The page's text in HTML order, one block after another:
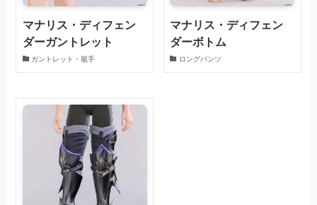
マナリス・ディフェン
ダーガントレット
ガントレット・籠手
マナリス・ディフェン
ダーボトム
ロングパンツ